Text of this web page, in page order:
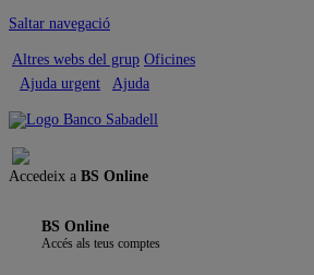
Saltar navegació
Altres webs del grup Oficines
Ajuda urgent
Ajuda
Accedeix a BS Online
BS Online
Accés als teus comptes